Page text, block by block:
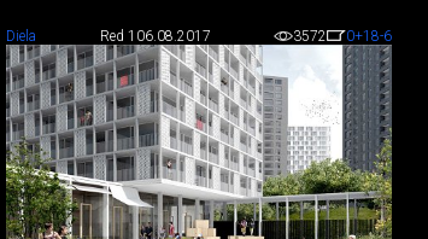
Diela Red 1 06.08.2017 3572 0+18-6